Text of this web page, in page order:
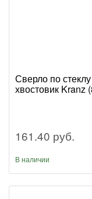
Сверло по
хвостовик Kranz
161.40 руб.
В наличии